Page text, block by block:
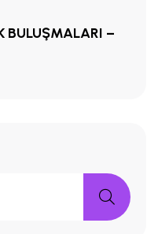
BULUŞMALARI –